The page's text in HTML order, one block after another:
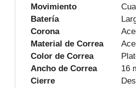
Movimiento
Batería
Corona
Material de Correa
Color de Correa
Ancho de Correa
16
Cierre